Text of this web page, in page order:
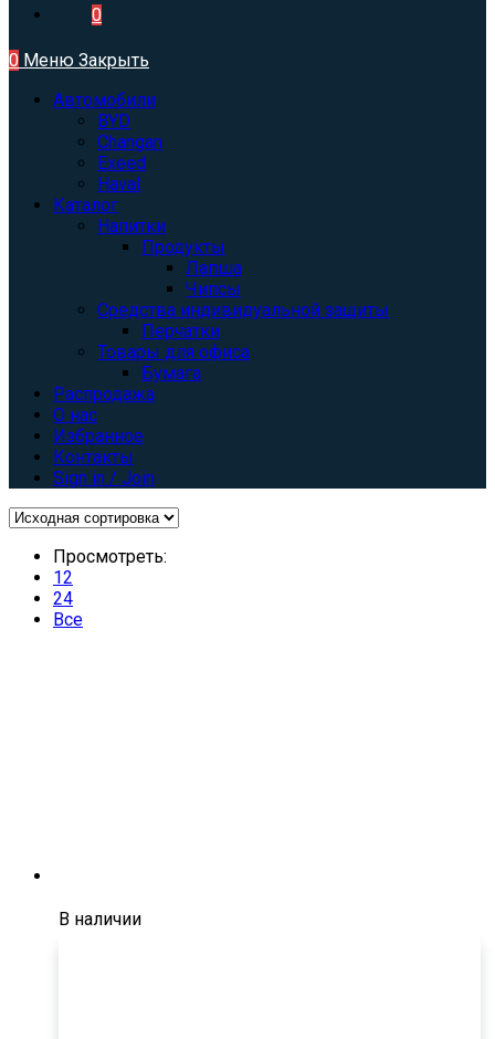
0
0 Меню Закрыть
Автомобили
BYD
Changan
Exeed
Haval
Каталог
Напитки
Продукты
Лапша
Чипсы
Средства индивидуальной защиты
Перчатки
Товары для офиса
Бумага
Распродажа
О нас
Избранное
Контакты
Sign in / Join
Просмотреть:
12
24
Все
В наличии